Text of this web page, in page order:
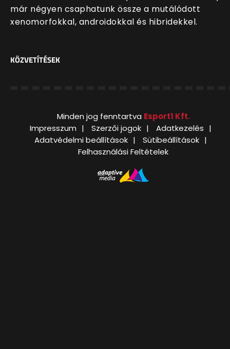
már négyen csaphatunk össze a mutálódott
xenomorfokkal, androidokkal és hibridekkel.
KÖZVETÍTÉSEK
Minden jog fenntartva Esport1 Kft.
Impresszum
Szerzői jogok
Adatkezelés
Adatvédelmi beállítások
Sütibeállítások
Felhasználási Feltételek